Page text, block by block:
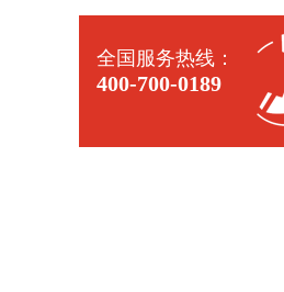
全国服务热线：
400-700-0189